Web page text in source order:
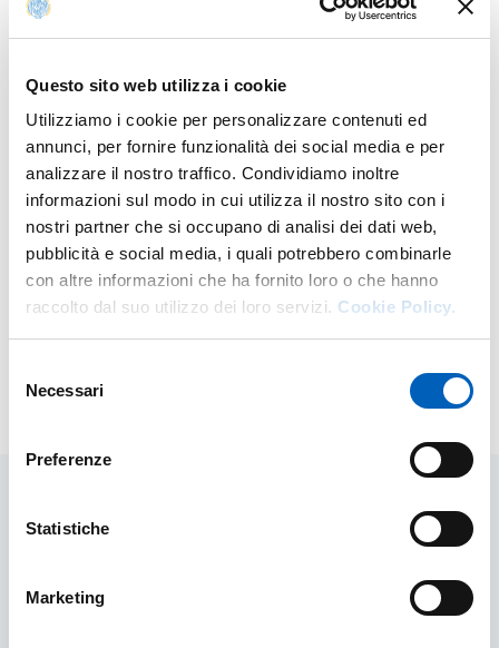
Questo sito web utilizza i cookie
Utilizziamo i cookie per personalizzare contenuti ed
annunci, per fornire funzionalità dei social media e per
analizzare il nostro traffico. Condividiamo inoltre
informazioni sul modo in cui utilizza il nostro sito con i
nostri partner che si occupano di analisi dei dati web,
pubblicità e social media, i quali potrebbero combinarle
con altre informazioni che ha fornito loro o che hanno
raccolto dal suo utilizzo dei loro servizi. Cookie Policy.
delNecessari
Preferenze
Statistiche
Marketing
Presentazione slide (SM-SMS) Bando Unico Studio
Incontro relativo a LEARNING AGREEMENT per Bando
Unico per la Mobilità Europea e Internazionale per
Studio e altri bandi a.a. 2025-2026 del 26 febbraio 2025.
Avviso
Presentazione slide Learning Agreement Bando
Unico Studio e altri 2025-2026
Contenuti correlati